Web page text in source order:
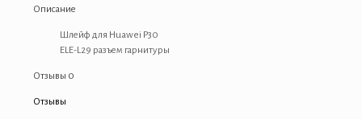
Описание
Шлейф для Huawei P30
ELE-L29 разъем гарнитуры
Отзывы 0
Отзывы